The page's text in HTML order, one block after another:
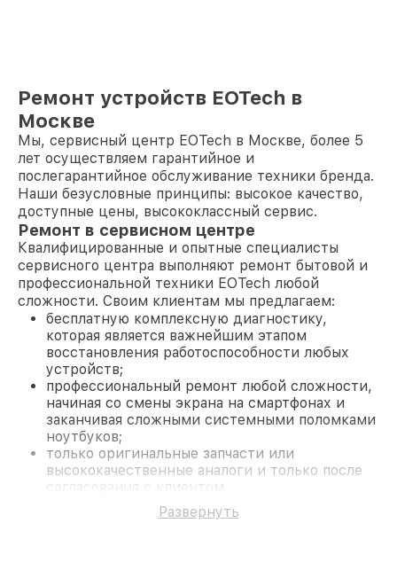
Ремонт устройств EOTech в
Москве
Мы, сервисный центр EOTech в Москве, более 5
лет осуществляем гарантийное и
послегарантийное обслуживание техники бренда.
Наши безусловные принципы: высокое качество,
доступные цены, высококлассный сервис.
Ремонт в сервисном центре
Квалифицированные и опытные специалисты
сервисного центра выполняют ремонт бытовой и
профессиональной техники EOTech любой
сложности. Своим клиентам мы предлагаем:
бесплатную комплексную диагностику,
которая является важнейшим этапом
восстановления работоспособности любых
устройств;
профессиональный ремонт любой сложности,
начиная со смены экрана на смартфонах и
заканчивая сложными системными поломками
ноутбуков;
только оригинальные запчасти или
высококачественные аналоги и только после
согласования с клиентом.
На все работы и замененные комплектующие
предоставляется длительная гарантия. В случае
Развернуть